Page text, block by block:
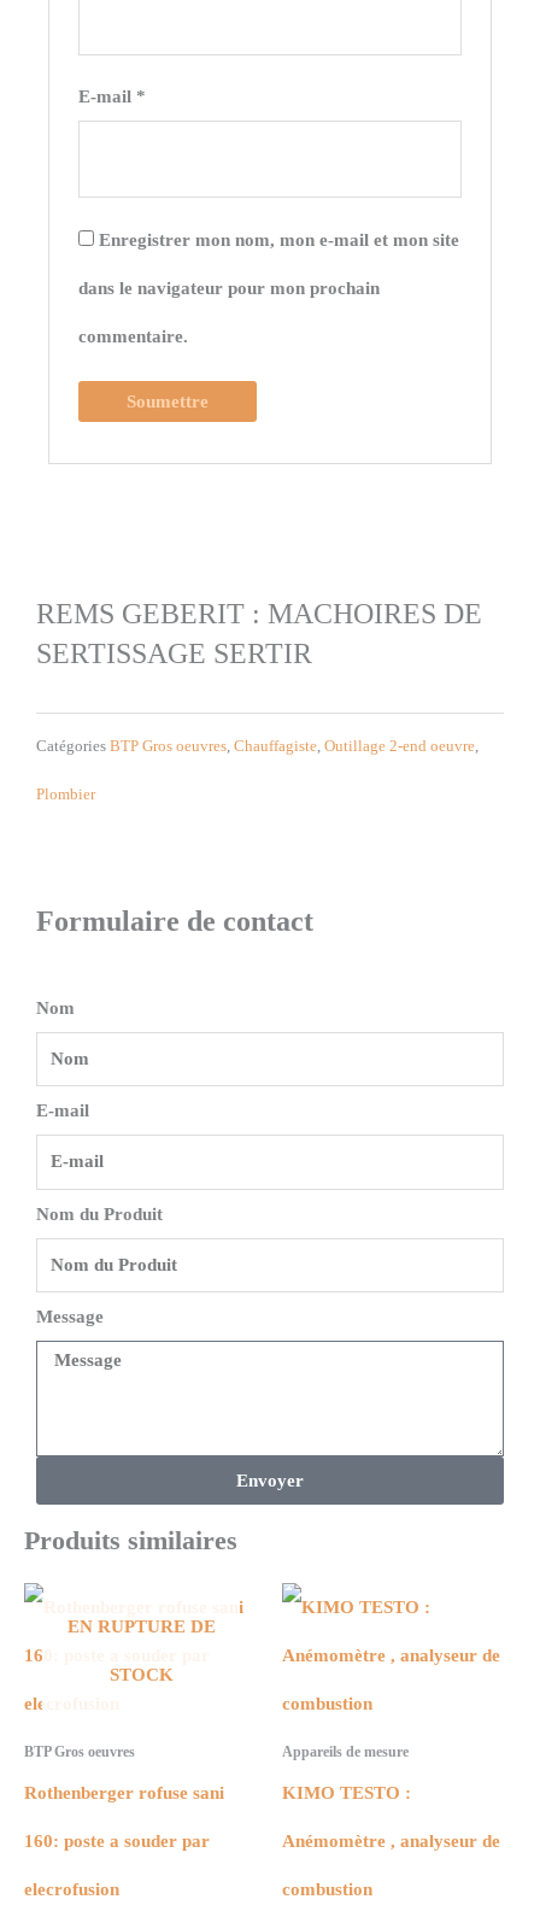
Formulaire de contact
Nom
E-mail
Nom du Produit
Message
Envoyer
Produits similaires
EN RUPTURE DE
STOCK
BTP Gros oeuvres
Rothenberger rofuse sani
160: poste a souder par
elecrofusion
Appareils de mesure
KIMO TESTO :
Anémomètre , analyseur de
combustion
E-mail *
Enregistrer mon nom, mon e-mail et mon site
dans le navigateur pour mon prochain
commentaire.
REMS GEBERIT : MACHOIRES DE
SERTISSAGE SERTIR
Catégories BTP Gros oeuvres Chauffagiste Outillage 2-end oeuvre
Plombier